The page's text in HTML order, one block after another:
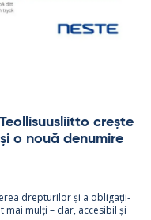
crește
o nouă de­nu­mire
drep­tu­ri­lor și a obli­gații­
mai mulți – clar, acce­si­bil și